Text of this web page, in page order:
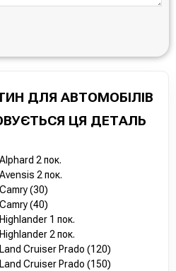
ДЛЯ АВТОМОБІЛІВ
ЦЯ ДЕТАЛЬ
2 пок.
2 пок.
(30)
(40)
1 пок.
2 пок.
Cruiser Prado (120)
Cruiser Prado (150)